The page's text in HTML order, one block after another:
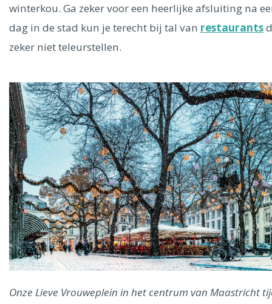
winterkou. Ga zeker voor een heerlijke afsluiting na
dag in de stad kun je terecht bij tal van restaurants
zeker niet teleurstellen.
Onze Lieve Vrouweplein in het centrum van Maastricht